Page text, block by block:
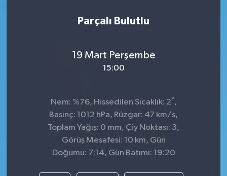
Parçalı Bulutlu
19 Mart Perşembe
15:00
Nem: %76, Hissedilen Sıcaklık: 2°,
Basınç: 1012 hPa, Rüzgar: 47 km/s,
Toplam Yağış: 0 mm, Çiy Noktası: 3,
Görüş Mesafesi: 10 km, Gün
Doğumu: 7:14, Gün Batımı: 19:20